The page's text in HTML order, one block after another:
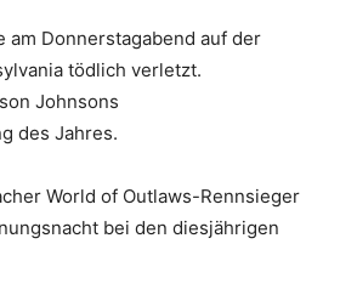
Donnerstagabend auf der
tödlich verletzt.
Johnsons
des Jahres.
World of Outlaws-Rennsieger
bei den diesjährigen